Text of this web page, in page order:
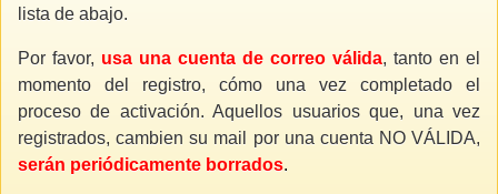
lista de abajo.
Por favor, usa una cuenta de correo válida, tanto en el
momento del registro, cómo una vez completado el
proceso de activación. Aquellos usuarios que, una vez
registrados, cambien su mail por una cuenta NO VÁLIDA,
serán periódicamente borrados.